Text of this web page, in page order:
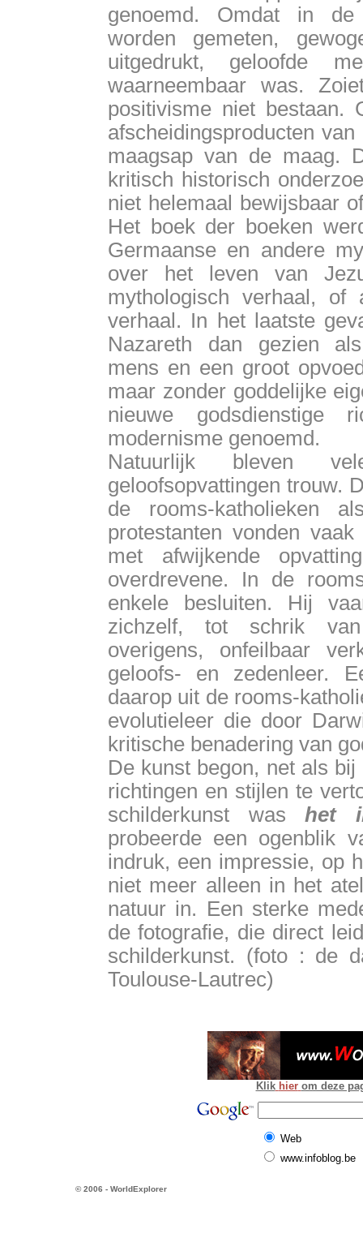
genoemd. Omdat in de
worden gemeten,
uitgedrukt, geloofde
waarneembaar was.
positivisme niet bestaan.
afscheidingsproducten
maagsap van de maag.
kritisch historisch
niet helemaal bewijsbaar
Het boek der boeken
Germaanse en andere
over het leven van
mythologisch verhaal, of
verhaal. In het laatste
Nazareth dan gezien
mens en een groot
maar zonder goddelijke
nieuwe godsdienstige
modernisme genoemd.
Natuurlijk bleven
geloofsopvattingen trouw.
de rooms-katholieken
protestanten vonden
met afwijkende
overdrevene. In de
enkele besluiten. Hij
zichzelf, tot schrik van
overigens, onfeilbaar
geloofs- en zedenleer.
daarop uit de rooms-
evolutieleer die door
kritische benadering van
De kunst begon, net als
richtingen en stijlen te
schilderkunst washet
probeerde een ogenblik
indruk, een impressie, op
niet meer alleen in het
natuur in. Een sterke
de fotografie, die direct
schilderkunst. (foto : de
Toulouse-Lautrec)
Klik hier om deze
Web
www.infoblog.be
© 2006 - WorldExplorer